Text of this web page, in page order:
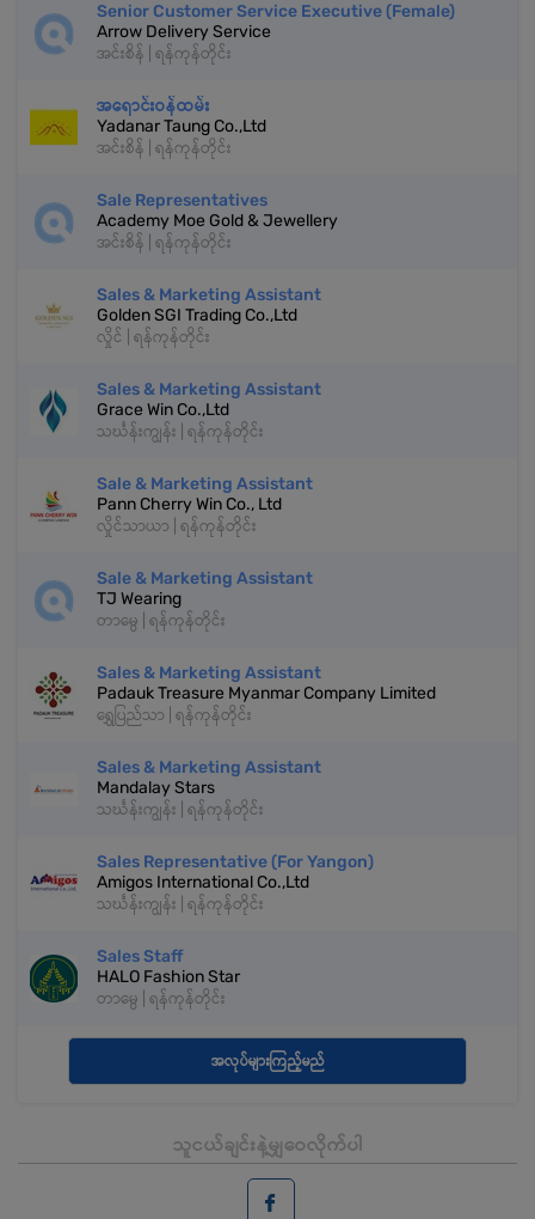
Senior Customer Service Executive (Female)
Arrow Delivery Service
အင်းစိန် | ရန်ကုန်တိုင်း
အရောင်းဝန်ထမ်း
Yadanar Taung Co.,Ltd
အင်းစိန် | ရန်ကုန်တိုင်း
Sale Representatives
Academy Moe Gold & Jewellery
အင်းစိန် | ရန်ကုန်တိုင်း
Sales & Marketing Assistant
Golden SGI Trading Co.,Ltd
လှိုင် | ရန်ကုန်တိုင်း
Sales & Marketing Assistant
Grace Win Co.,Ltd
သင်္ဃန်းကျွန်း | ရန်ကုန်တိုင်း
Sale & Marketing Assistant
Pann Cherry Win Co., Ltd
လှိုင်သာယာ | ရန်ကုန်တိုင်း
Sale & Marketing Assistant
TJ Wearing
တာမွေ | ရန်ကုန်တိုင်း
Sales & Marketing Assistant
Padauk Treasure Myanmar Company Limited
ရွှေပြည်သာ | ရန်ကုန်တိုင်း
Sales & Marketing Assistant
Mandalay Stars
သင်္ဃန်းကျွန်း | ရန်ကုန်တိုင်း
Sales Representative (For Yangon)
Amigos International Co.,Ltd
သင်္ဃန်းကျွန်း | ရန်ကုန်တိုင်း
Sales Staff
HALO Fashion Star
တာမွေ | ရန်ကုန်တိုင်း
အလုပ်များကြည့်မည်
သူငယ်ချင်းနဲ့မျှဝေလိုက်ပါ